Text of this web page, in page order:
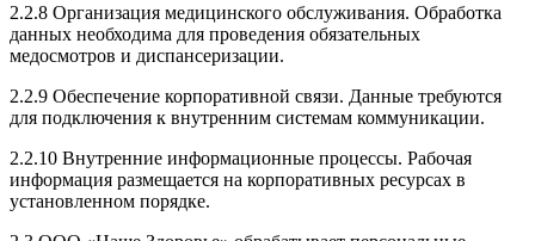
2.2.8 Организация медицинского обслуживания. Обработка
данных необходима для проведения обязательных
медосмотров и диспансеризации.
2.2.9 Обеспечение корпоративной связи. Данные требуются
для подключения к внутренним системам коммуникации.
2.2.10 Внутренние информационные процессы. Рабочая
информация размещается на корпоративных ресурсах в
установленном порядке.